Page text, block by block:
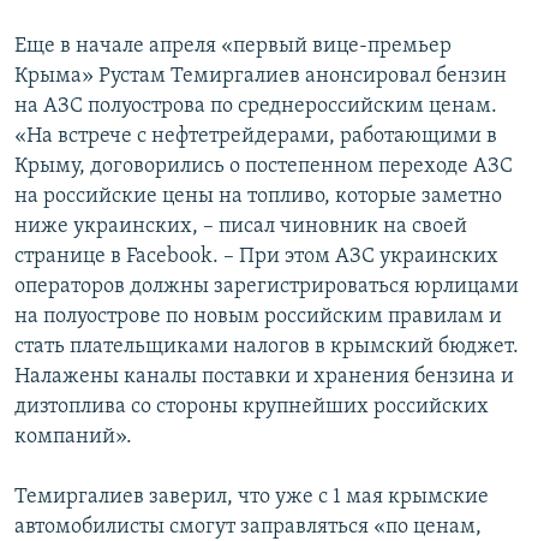
Еще в начале апреля «первый вице-премьер
Крыма» Рустам Темиргалиев анонсировал бензин
на АЗС полуострова по среднероссийским ценам.
«На встрече с нефтетрейдерами, работающими в
Крыму, договорились о постепенном переходе АЗС
на российские цены на топливо, которые заметно
ниже украинских, – писал чиновник на своей
странице в Facebook. – При этом АЗС украинских
операторов должны зарегистрироваться юрлицами
на полуострове по новым российским правилам и
стать плательщиками налогов в крымский бюджет.
Налажены каналы поставки и хранения бензина и
дизтоплива со стороны крупнейших российских
компаний».
Темиргалиев заверил, что уже с 1 мая крымские
автомобилисты смогут заправляться «по ценам,